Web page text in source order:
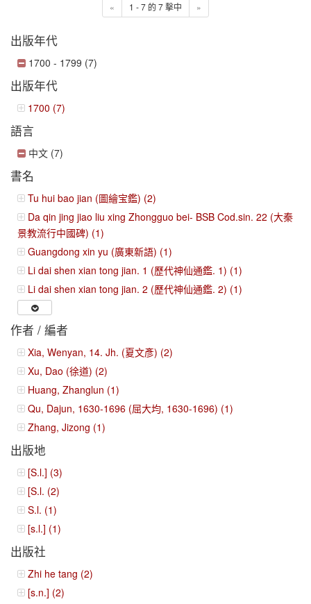
« 1 - 7 的 7 擊中 »
出版年代
1700 - 1799 (7)
出版年代
1700 (7)
語言
中文 (7)
書名
Tu hui bao jian (圖繪宝鑑) (2)
Da qin jing jiao liu xing Zhongguo bei- BSB Cod.sin. 22 (大秦
景教流行中國碑) (1)
Guangdong xin yu (廣東新語) (1)
Li dai shen xian tong jian. 1 (歷代神仙通鑑. 1) (1)
Li dai shen xian tong jian. 2 (歷代神仙通鑑. 2) (1)
作者 / 編者
Xia, Wenyan, 14. Jh. (夏文彥) (2)
Xu, Dao (徐道) (2)
Huang, Zhanglun (1)
Qu, Dajun, 1630-1696 (屈大均, 1630-1696) (1)
Zhang, Jizong (1)
出版地
[S.l.] (3)
[S.l. (2)
S.l. (1)
[s.l.] (1)
出版社
Zhi he tang (2)
[s.n.] (2)